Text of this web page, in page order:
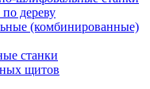
дереву
(комбинированные)
станки
щитов